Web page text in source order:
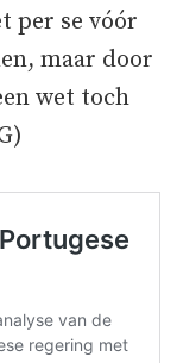
per se vóór
maar door
wet toch